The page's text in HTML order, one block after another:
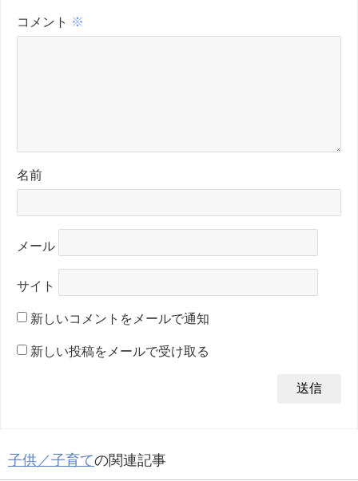
コメント ※
名前
メール
サイト
新しいコメントをメールで通知
新しい投稿をメールで受け取る
子供／子育ての関連記事